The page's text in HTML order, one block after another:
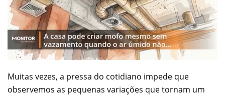
Muitas vezes, a pressa do cotidiano impede que
observemos as pequenas variações que tornam um